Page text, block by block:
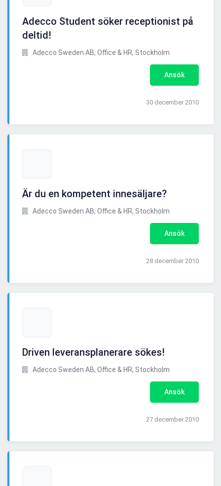
Adecco Student söker receptionist på
deltid!
Adecco Sweden AB, Office & HR, Stockholm
Ansök
30 december 2010
Är du en kompetent innesäljare?
Adecco Sweden AB, Office & HR, Stockholm
Ansök
28 december 2010
Driven leveransplanerare sökes!
Adecco Sweden AB, Office & HR, Stockholm
Ansök
27 december 2010